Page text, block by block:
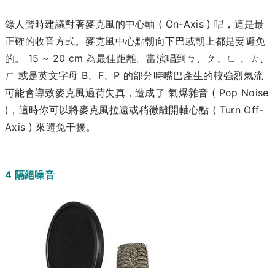
錄人聲時建議對著麥克風的中心軸 ( On-Axis ) 唱，這是最
正確的收音方式。麥克風中心點朝向下巴或朝上都是要避免
的。 15 ~ 20 cm 為最佳距離。當演唱到ㄅ、ㄆ、ㄈ 、ㄊ、
ㄏ 或是英文字母 B、F、P 的部分時嘴巴產生的較強烈氣流
可能會導致麥克風過荷失真，造成了 氣爆雜音 ( Pop Noise
)，這時你可以將麥克風拉遠或稍微離開軸心點 ( Turn Off-
Axis ) 來避免干擾。
4 隔絕噪音